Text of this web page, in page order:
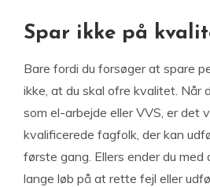
Spar ikke på
Bare fordi du forsøger at spare
ikke, at du skal ofre kvalitet. Når
som el-arbejde eller VVS, er
kvalificerede fagfolk, der kan
første gang. Ellers ender du med
lange løb på at rette fejl eller